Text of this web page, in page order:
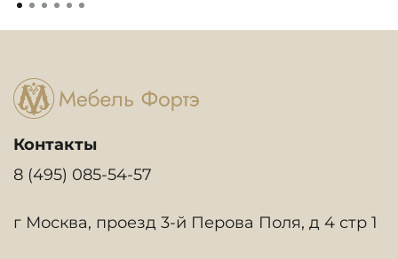
Контакты
8 (495) 085-54-57
г Москва, проезд 3-й Перова Поля, д 4 стр 1